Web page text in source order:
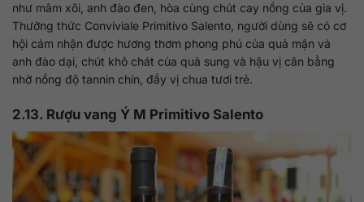
như mâm xôi, anh đào đen, hòa cùng chút cay nồng của gia vị.
Thưởng thức Conviviale Primitivo Salento, người dùng sẽ có cơ
hội cảm nhận được hương thơm phong phú của quả mận và
anh đào dại, chút khô chát của quả sung và hậu vị cân bằng
nhờ nồng độ tannin chín, đầy vị chua tươi trẻ.
2.13. Rượu vang Ý M Primitivo Salento